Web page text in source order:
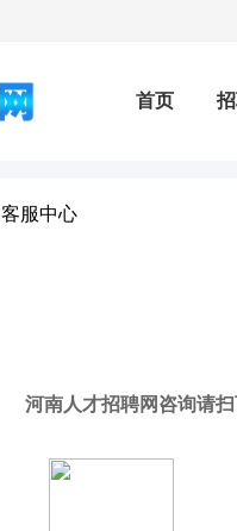
首页
客服中心
河南人才招聘网咨询请